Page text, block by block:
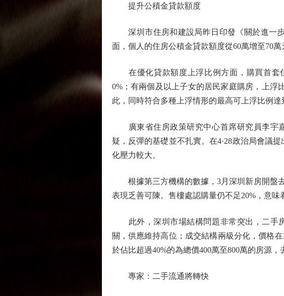
提升公積金貸款額度
深圳市住房和建設局昨日印發《關於進一步
面，個人的住房公積金貸款額度從60萬增至70
在優化貸款額度上浮比例方面，購買首套住
0%；有兩個及以上子女的居民家庭購房，上浮
此，同時符合多種上浮情形的最高可上浮比例達
廣東省住房政策研究中心首席研究員李宇嘉
疑，反彈的基礎並不扎實。在4·28政治局會議
化壓力較大。
根據第三方機構的數據，3月深圳新房開盤去
表現乏善可陳。售樓處認購量仍不足20%，意味
此外，深圳市場結構問題非常突出，二手房
關，供應維持高位；成交結構兩級分化，價格
於佔比超過40%的為總價400萬至800萬的房源，
專家：二手流通將轉快